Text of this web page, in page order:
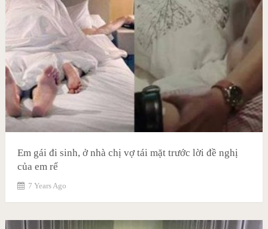
Em gái đi sinh, ở nhà chị vợ tái mặt trước lời đề nghị
của em rể
7 Years Ago